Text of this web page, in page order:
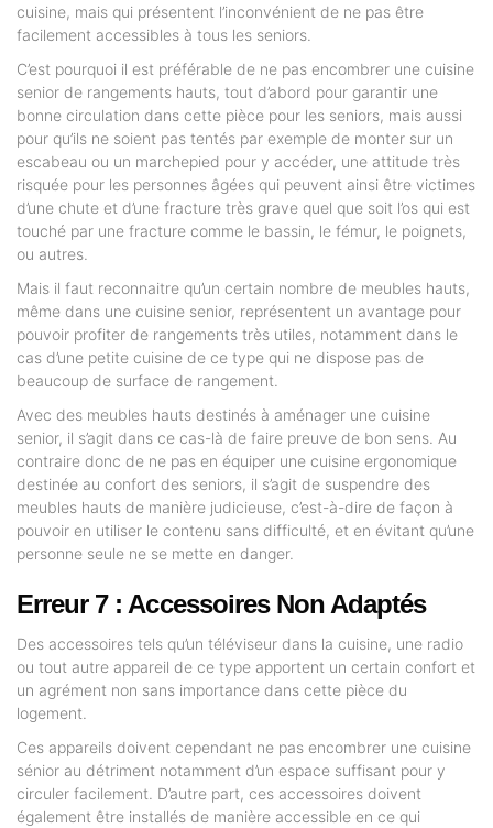
cuisine, mais qui présentent l’inconvénient de ne pas être
facilement accessibles à tous les seniors.
C’est pourquoi il est préférable de ne pas encombrer une cuisine
senior de rangements hauts, tout d’abord pour garantir une
bonne circulation dans cette pièce pour les seniors, mais aussi
pour qu’ils ne soient pas tentés par exemple de monter sur un
escabeau ou un marchepied pour y accéder, une attitude très
risquée pour les personnes âgées qui peuvent ainsi être victimes
d’une chute et d’une fracture très grave quel que soit l’os qui est
touché par une fracture comme le bassin, le fémur, le poignets,
ou autres.
Mais il faut reconnaitre qu’un certain nombre de meubles hauts,
même dans une cuisine senior, représentent un avantage pour
pouvoir profiter de rangements très utiles, notamment dans le
cas d’une petite cuisine de ce type qui ne dispose pas de
beaucoup de surface de rangement.
Avec des meubles hauts destinés à aménager une cuisine
senior, il s’agit dans ce cas-là de faire preuve de bon sens. Au
contraire donc de ne pas en équiper une cuisine ergonomique
destinée au confort des seniors, il s’agit de suspendre des
meubles hauts de manière judicieuse, c’est-à-dire de façon à
pouvoir en utiliser le contenu sans difficulté, et en évitant qu’une
personne seule ne se mette en danger.
Erreur 7 : Accessoires Non Adaptés
Des accessoires tels qu’un téléviseur dans la cuisine, une radio
ou tout autre appareil de ce type apportent un certain confort et
un agrément non sans importance dans cette pièce du
logement.
Ces appareils doivent cependant ne pas encombrer une cuisine
sénior au détriment notamment d’un espace suffisant pour y
circuler facilement. D’autre part, ces accessoires doivent
également être installés de manière accessible en ce qui